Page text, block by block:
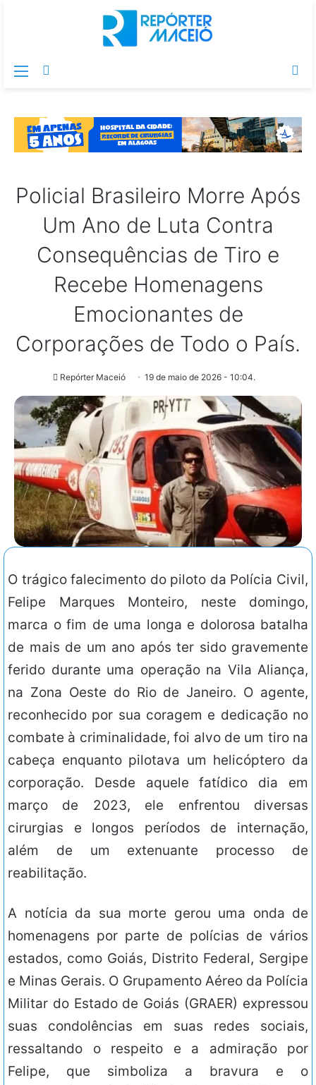
Menu
Policial Brasileiro Morre Após
Um Ano de Luta Contra
Consequências de Tiro e
Recebe Homenagens
Emocionantes de
Corporações de Todo o País.
Repórter Maceió 19 de maio de 2026 - 10:04.
O trágico falecimento do piloto da Polícia Civil,
Felipe Marques Monteiro, neste domingo,
marca o fim de uma longa e dolorosa batalha
de mais de um ano após ter sido gravemente
ferido durante uma operação na Vila Aliança,
na Zona Oeste do Rio de Janeiro. O agente,
reconhecido por sua coragem e dedicação no
combate à criminalidade, foi alvo de um tiro na
cabeça enquanto pilotava um helicóptero da
corporação. Desde aquele fatídico dia em
março de 2023, ele enfrentou diversas
cirurgias e longos períodos de internação,
além de um extenuante processo de
reabilitação.
A notícia da sua morte gerou uma onda de
homenagens por parte de polícias de vários
estados, como Goiás, Distrito Federal, Sergipe
e Minas Gerais. O Grupamento Aéreo da Polícia
Militar do Estado de Goiás (GRAER) expressou
suas condolências em suas redes sociais,
ressaltando o respeito e a admiração por
Felipe, que simboliza a bravura e o